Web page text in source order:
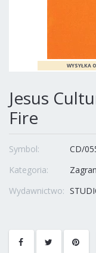
Jesus
Fire
Symbol:
CD/
Kategoria:
Wydawnictwo: